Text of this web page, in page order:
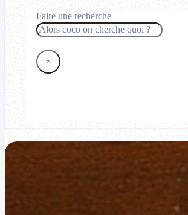
Faire une recherche
Rechercher
×